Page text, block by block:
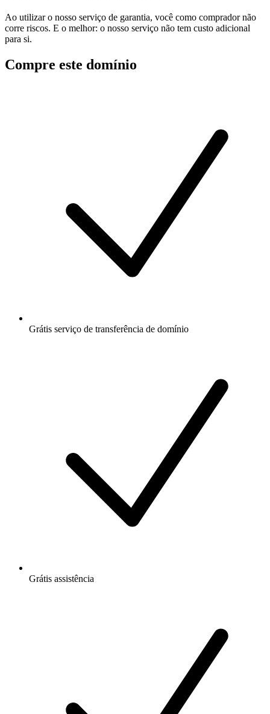
Ao utilizar o nosso serviço de garantia, você como comprador não
corre riscos. E o melhor: o nosso serviço não tem custo adicional
para si.
Compre este domínio
Grátis serviço de transferência de domínio
Grátis assistência